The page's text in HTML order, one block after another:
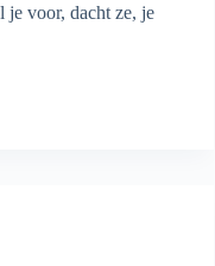
je voor, dacht ze, je